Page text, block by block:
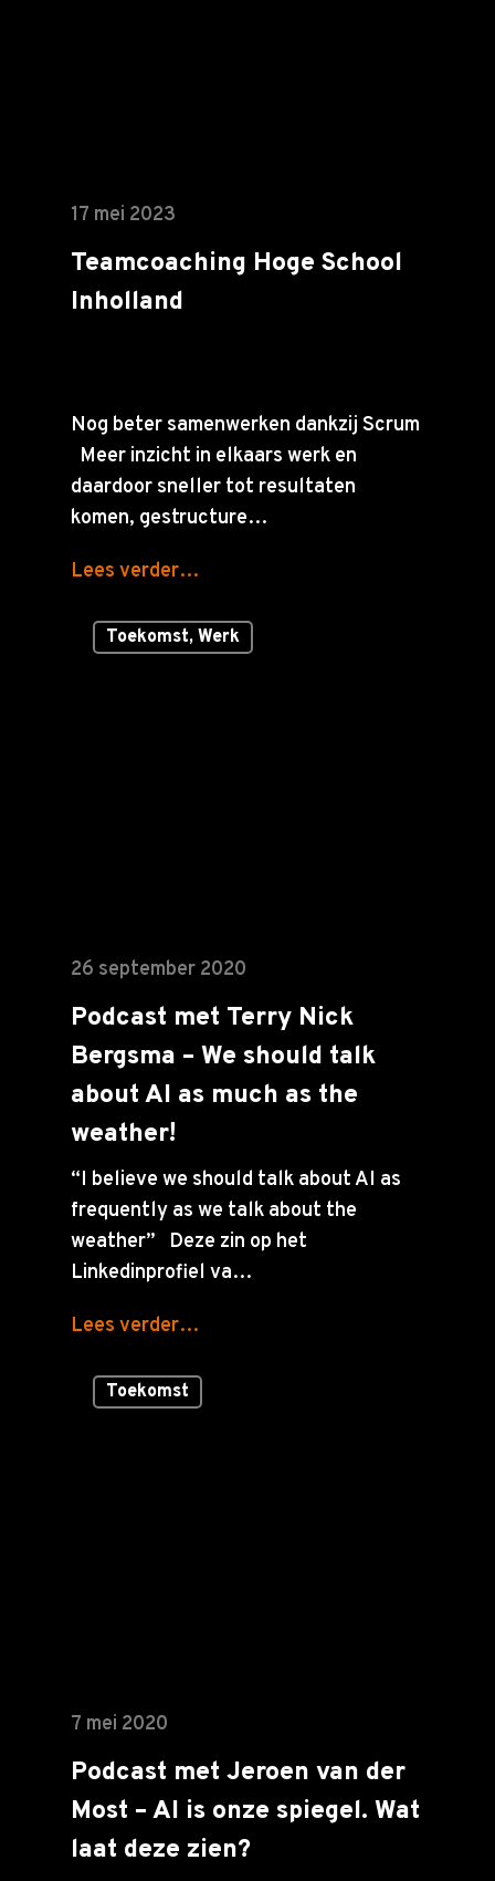
17 mei 2023
Teamcoaching Hoge School
Inholland
Nog beter samenwerken dankzij Scrum
Meer inzicht in elkaars werk en
daardoor sneller tot resultaten
komen, gestructure…
Lees verder…
Toekomst, Werk
26 september 2020
Podcast met Terry Nick
Bergsma – We should talk
about AI as much as the
weather!
“I believe we should talk about AI as
frequently as we talk about the
weather” Deze zin op het
Linkedinprofiel va…
Lees verder…
Toekomst
7 mei 2020
Podcast met Jeroen van der
Most – AI is onze spiegel. Wat
laat deze zien?